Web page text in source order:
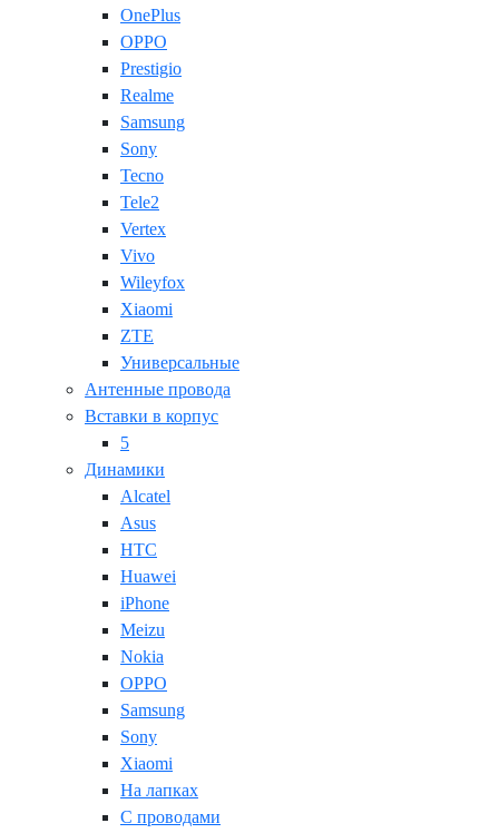
OnePlus
OPPO
Prestigio
Realme
Samsung
Sony
Tecno
Tele2
Vertex
Vivo
Wileyfox
Xiaomi
ZTE
Универсальные
Антенные провода
Вставки в корпус
5
Динамики
Alcatel
Asus
HTC
Huawei
iPhone
Meizu
Nokia
OPPO
Samsung
Sony
Xiaomi
На лапках
С проводами